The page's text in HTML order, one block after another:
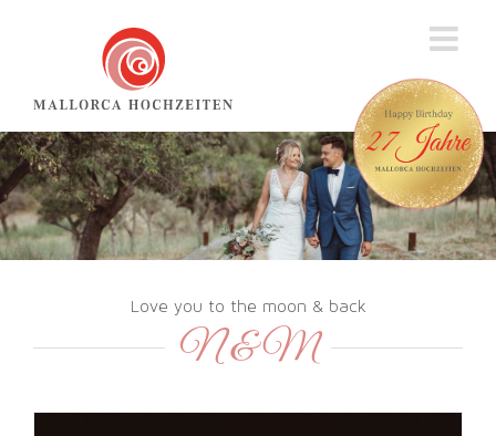
Love you to the moon & back
N & M